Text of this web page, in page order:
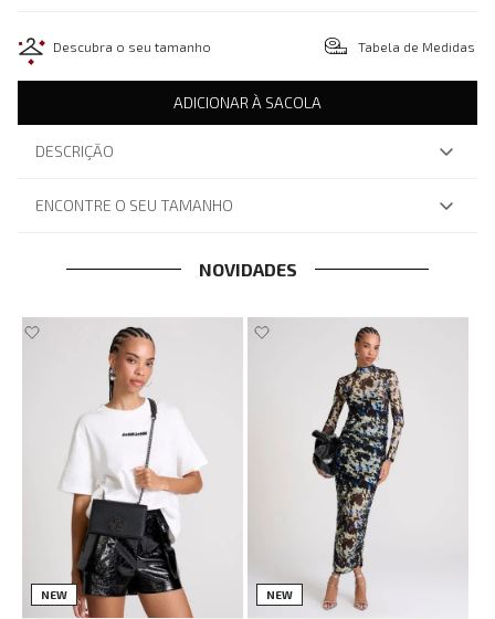
Descubra o seu tamanho Tabela de Medidas
ADICIONAR À SACOLA
DESCRIÇÃO
ENCONTRE O SEU TAMANHO
NOVIDADES
NEW NEW